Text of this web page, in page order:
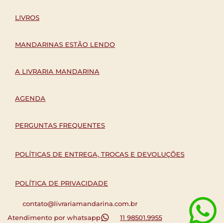
LIVROS
MANDARINAS ESTÃO LENDO
A LIVRARIA MANDARINA
AGENDA
PERGUNTAS FREQUENTES
POLÍTICAS DE ENTREGA, TROCAS E DEVOLUÇÕES
POLÍTICA DE PRIVACIDADE
contato@livrariamandarina.com.br
Atendimento por whatsapp
11 98501.9955